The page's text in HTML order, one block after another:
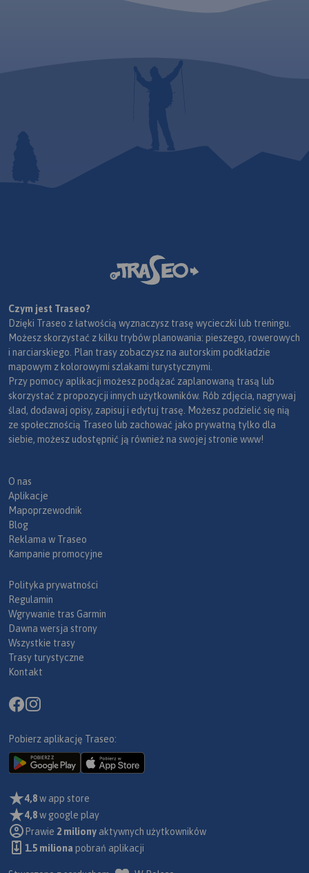
Czym jest Traseo?
Dzięki Traseo z łatwością wyznaczysz trasę wycieczki lub treningu.
Możesz skorzystać z kilku trybów planowania: pieszego, rowerowych
i narciarskiego. Plan trasy zobaczysz na autorskim podkładzie
mapowym z kolorowymi szlakami turystycznymi.
Przy pomocy aplikacji możesz podążać zaplanowaną trasą lub
skorzystać z propozycji innych użytkowników. Rób zdjęcia, nagrywaj
ślad, dodawaj opisy, zapisuj i edytuj trasę. Możesz podzielić się nią
ze społecznością Traseo lub zachować jako prywatną tylko dla
siebie, możesz udostępnić ją również na swojej stronie www!
O nas
Aplikacje
Mapoprzewodnik
Blog
Reklama w Traseo
Kampanie promocyjne
Polityka prywatności
Regulamin
Wgrywanie tras Garmin
Dawna wersja strony
Wszystkie trasy
Trasy turystyczne
Kontakt
Pobierz aplikację Traseo:
4,8w app store
4,8w google play
Prawie 2 miliony aktywnych użytkowników
1.5 miliona pobrań aplikacji